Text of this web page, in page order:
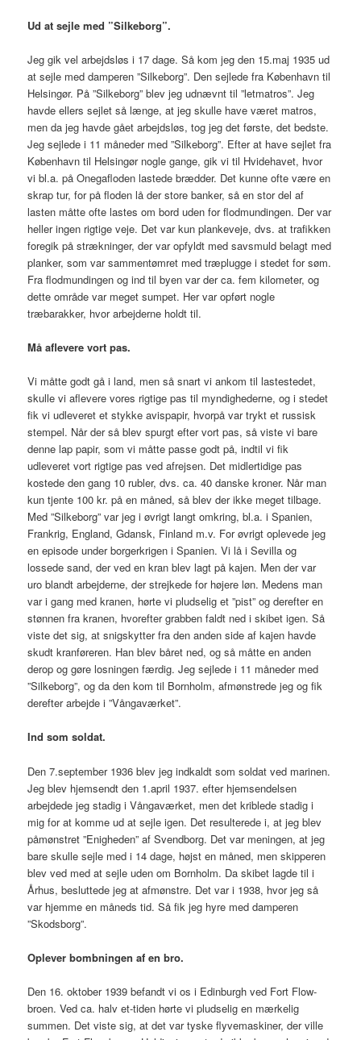
Ud at sejle med ”Silkeborg”.
Jeg gik vel arbejdsløs i 17 dage. Så kom jeg den 15.maj 1935 ud
at sejle med damperen ”Silkeborg”. Den sejlede fra København til
Helsingør. På ”Silkeborg” blev jeg udnævnt til ”letmatros”. Jeg
havde ellers sejlet så længe, at jeg skulle have været matros,
men da jeg havde gået arbejdsløs, tog jeg det første, det bedste.
Jeg sejlede i 11 måneder med ”Silkeborg”. Efter at have sejlet fra
København til Helsingør nogle gange, gik vi til Hvidehavet, hvor
vi bl.a. på Onegafloden lastede brædder. Det kunne ofte være en
skrap tur, for på floden lå der store banker, så en stor del af
lasten måtte ofte lastes om bord uden for flodmundingen. Der var
heller ingen rigtige veje. Det var kun plankeveje, dvs. at trafikken
foregik på strækninger, der var opfyldt med savsmuld belagt med
planker, som var sammentømret med træplugge i stedet for søm.
Fra flodmundingen og ind til byen var der ca. fem kilometer, og
dette område var meget sumpet. Her var opført nogle
træbarakker, hvor arbejderne holdt til.
Må aflevere vort pas.
Vi måtte godt gå i land, men så snart vi ankom til lastestedet,
skulle vi aflevere vores rigtige pas til myndighederne, og i stedet
fik vi udleveret et stykke avispapir, hvorpå var trykt et russisk
stempel. Når der så blev spurgt efter vort pas, så viste vi bare
denne lap papir, som vi måtte passe godt på, indtil vi fik
udleveret vort rigtige pas ved afrejsen. Det midlertidige pas
kostede den gang 10 rubler, dvs. ca. 40 danske kroner. Når man
kun tjente 100 kr. på en måned, så blev der ikke meget tilbage.
Med ”Silkeborg” var jeg i øvrigt langt omkring, bl.a. i Spanien,
Frankrig, England, Gdansk, Finland m.v. For øvrigt oplevede jeg
en episode under borgerkrigen i Spanien. Vi lå i Sevilla og
lossede sand, der ved en kran blev lagt på kajen. Men der var
uro blandt arbejderne, der strejkede for højere løn. Medens man
var i gang med kranen, hørte vi pludselig et ”pist” og derefter en
stønnen fra kranen, hvorefter grabben faldt ned i skibet igen. Så
viste det sig, at snigskytter fra den anden side af kajen havde
skudt kranføreren. Han blev båret ned, og så måtte en anden
derop og gøre losningen færdig. Jeg sejlede i 11 måneder med
”Silkeborg”, og da den kom til Bornholm, afmønstrede jeg og fik
derefter arbejde i ”Vångaværket”.
Ind som soldat.
Den 7.september 1936 blev jeg indkaldt som soldat ved marinen.
Jeg blev hjemsendt den 1.april 1937. efter hjemsendelsen
arbejdede jeg stadig i Vångaværket, men det kriblede stadig i
mig for at komme ud at sejle igen. Det resulterede i, at jeg blev
påmønstret ”Enigheden” af Svendborg. Det var meningen, at jeg
bare skulle sejle med i 14 dage, højst en måned, men skipperen
blev ved med at sejle uden om Bornholm. Da skibet lagde til i
Århus, besluttede jeg at afmønstre. Det var i 1938, hvor jeg så
var hjemme en måneds tid. Så fik jeg hyre med damperen
”Skodsborg”.
Oplever bombningen af en bro.
Den 16. oktober 1939 befandt vi os i Edinburgh ved Fort Flow-
broen. Ved ca. halv et-tiden hørte vi pludselig en mærkelig
summen. Det viste sig, at det var tyske flyvemaskiner, der ville